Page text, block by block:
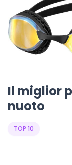
Il miglior
nuoto
TOP 10